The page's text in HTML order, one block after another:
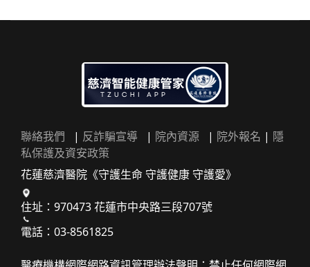
聯絡我們 | 反詐騙宣導 | 院內資源 | 院外報名 | 隱
私保護及資安政策
花蓮慈濟醫院《守護生命 守護健康 守護愛》
住址：970473 花蓮市中央路三段707號
電話：03-8561825